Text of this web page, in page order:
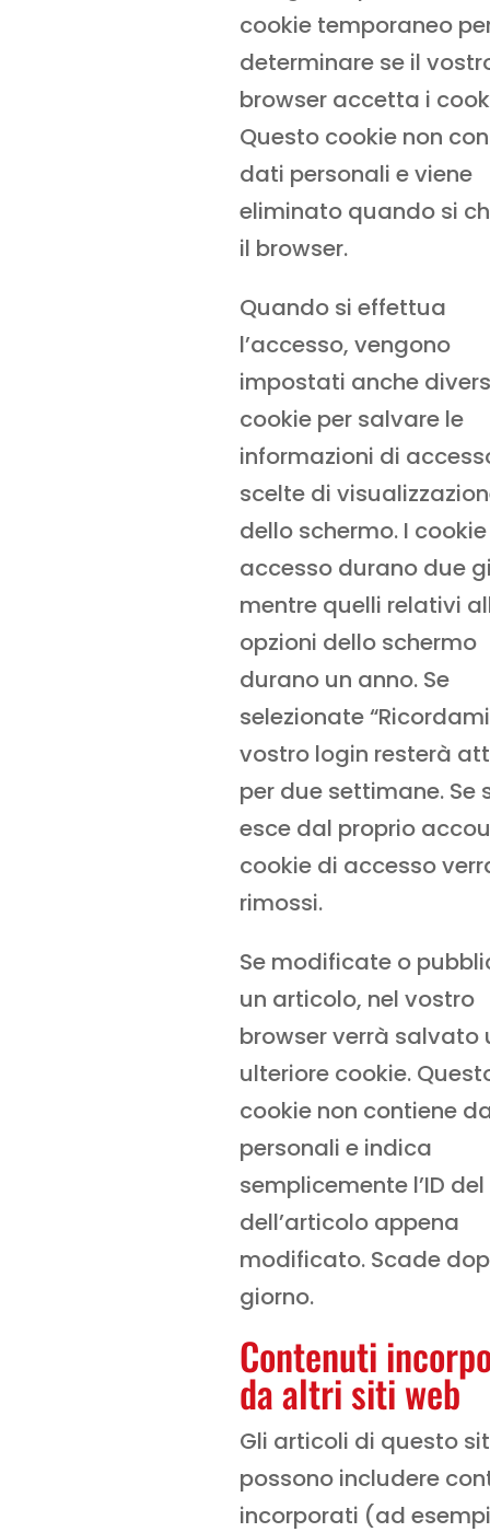
cookie temporaneo
determinare se il
browser accetta i
Questo cookie non
dati personali e viene
eliminato quando si
il browser.
Quando si effettua
l’accesso, vengono
impostati anche
cookie per salvare le
informazioni di
scelte di
dello schermo. I
accesso durano due
mentre quelli relativi
opzioni dello schermo
durano un anno. Se
selezionate
vostro login resterà
per due settimane. Se
esce dal proprio
cookie di accesso
rimossi.
Se modificate o
un articolo, nel vostro
browser verrà salvato
ulteriore cookie.
cookie non contiene
personali e indica
semplicemente l’ID
dell’articolo appena
modificato. Scade
giorno.
Contenuti
da altri siti web
Gli articoli di questo
possono includere
incorporati (ad